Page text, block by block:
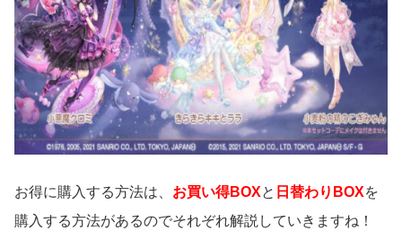
お得に購入する方法は、 お買い得BOXと 日替わりBOXを
購入する方法があるのでそれぞれ解説していきますね！